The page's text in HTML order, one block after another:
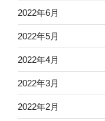
2022年6月
2022年5月
2022年4月
2022年3月
2022年2月